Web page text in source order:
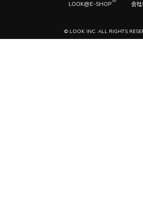
LOOK@E-SHOP 会
© LOOK INC. ALL RIGHTS